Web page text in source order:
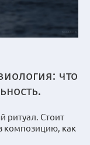
что
ритуал. Стоит
композицию, как